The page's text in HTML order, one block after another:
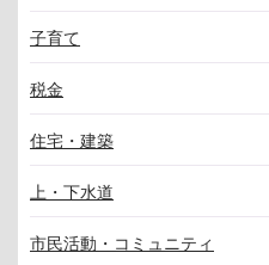
子育て
税金
住宅・建築
上・下水道
市民活動・コミュニティ